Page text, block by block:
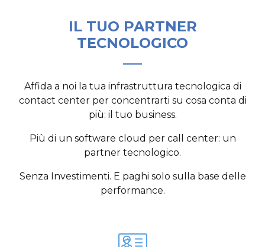
IL TUO PARTNER
TECNOLOGICO
Affida a noi la tua infrastruttura tecnologica di
contact center per concentrarti su cosa conta di
più: il tuo business.
Più di un software cloud per call center: un
partner tecnologico.
Senza Investimenti. E paghi solo sulla base delle
performance.